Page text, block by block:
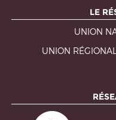
LE
UNION
UNION